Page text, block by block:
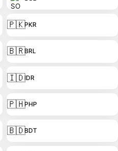
🇵🇰PKR
🇧🇷BRL
🇮🇩IDR
🇵🇭PHP
🇧🇩BDT